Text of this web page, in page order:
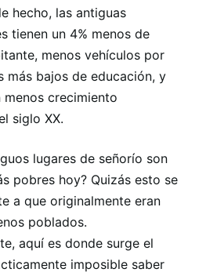
hecho, las antiguas
tienen un 4% menos de
menos vehículos por
más bajos de educación, y
crecimiento
siglo XX.
lugares de señorío son
pobres hoy? Quizás esto se
a que originalmente eran
poblados.
aquí es donde surge el
imposible saber